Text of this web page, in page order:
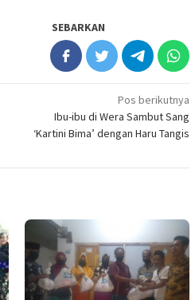
SEBARKAN
Pos berikutnya
Ibu-ibu di Wera Sambut Sang
‘Kartini Bima’ dengan Haru Tangis